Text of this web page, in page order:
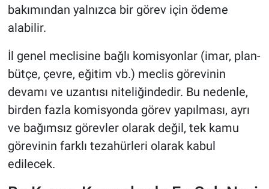
bakımından yalnızca bir görev için ödeme
alabilir.
İl genel meclisine bağlı komisyonlar (imar, plan-
bütçe, çevre, eğitim vb.) meclis görevinin
devamı ve uzantısı niteliğindedir. Bu nedenle,
birden fazla komisyonda görev yapılması, ayrı
ve bağımsız görevler olarak değil, tek kamu
görevinin farklı tezahürleri olarak kabul
edilecek.